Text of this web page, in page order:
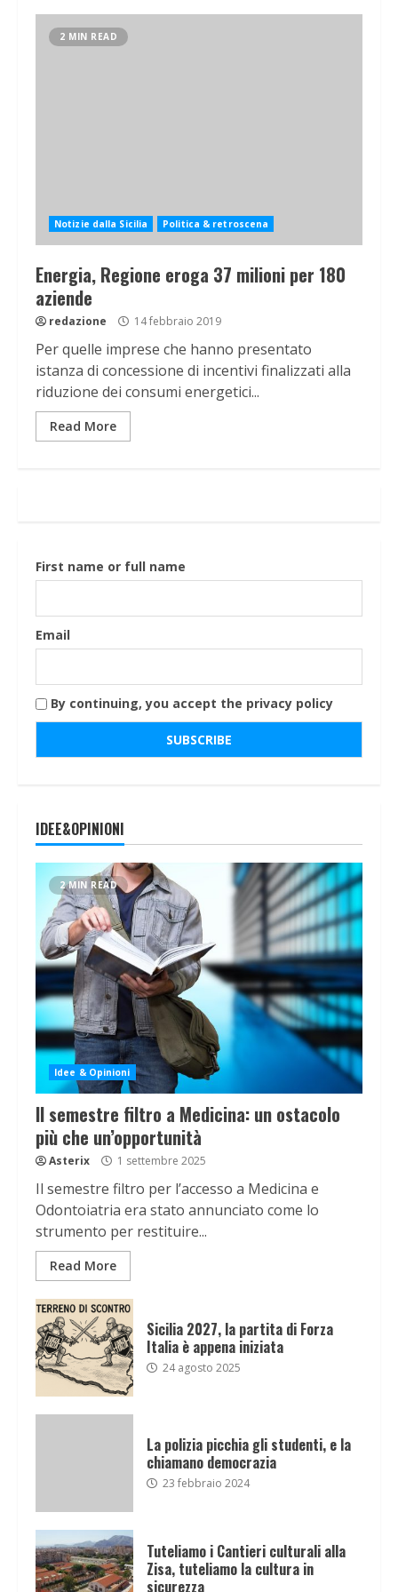
2 MIN READ
Notizie dalla Sicilia Politica & retroscena
Energia, Regione eroga 37 milioni per 180
aziende
redazione 14 febbraio 2019
Per quelle imprese che hanno presentato
istanza di concessione di incentivi finalizzati alla
riduzione dei consumi energetici...
Read More
First name or full name
Email
By continuing, you accept the privacy policy
IDEE&OPINIONI
2 MIN READ
Idee & Opinioni
Il semestre filtro a Medicina: un ostacolo
più che un’opportunità
Asterix 1 settembre 2025
Il semestre filtro per l’accesso a Medicina e
Odontoiatria era stato annunciato come lo
strumento per restituire...
Read More
Sicilia 2027, la partita di Forza
Italia è appena iniziata
24 agosto 2025
La polizia picchia gli studenti, e la
chiamano democrazia
23 febbraio 2024
Tuteliamo i Cantieri culturali alla
Zisa, tuteliamo la cultura in
sicurezza